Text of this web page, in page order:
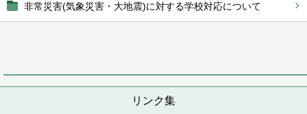
非常災害(気象災害・大地震)に対する学校対応について
リンク集